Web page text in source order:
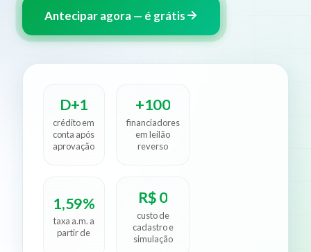
Antecipar agora — é grátis
D+1
crédito em
conta após
aprovação
+100
financiadores
em leilão
reverso
1,59%
taxa a.m. a
partir de
R$ 0
custo de
cadastro e
simulação